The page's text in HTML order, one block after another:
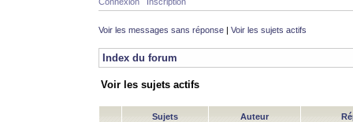
Voir les messages sans réponse | Voir les sujets actifs
Index du forum
Voir les sujets actifs
Sujets Auteur